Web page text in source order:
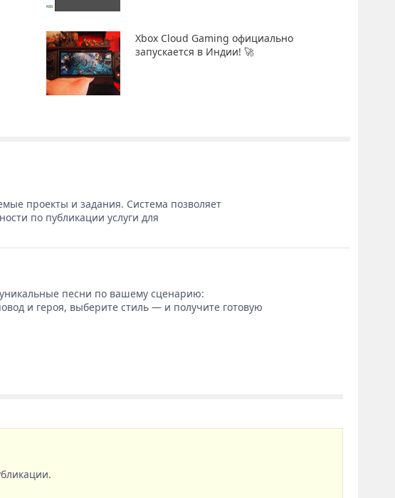
Xbox Cloud Gaming официально
запускается в Индии! 🚀
проекты и задания. Система позволяет
по публикации услуги для
песни по вашему сценарию:
и героя, выберите стиль — и получите готовую